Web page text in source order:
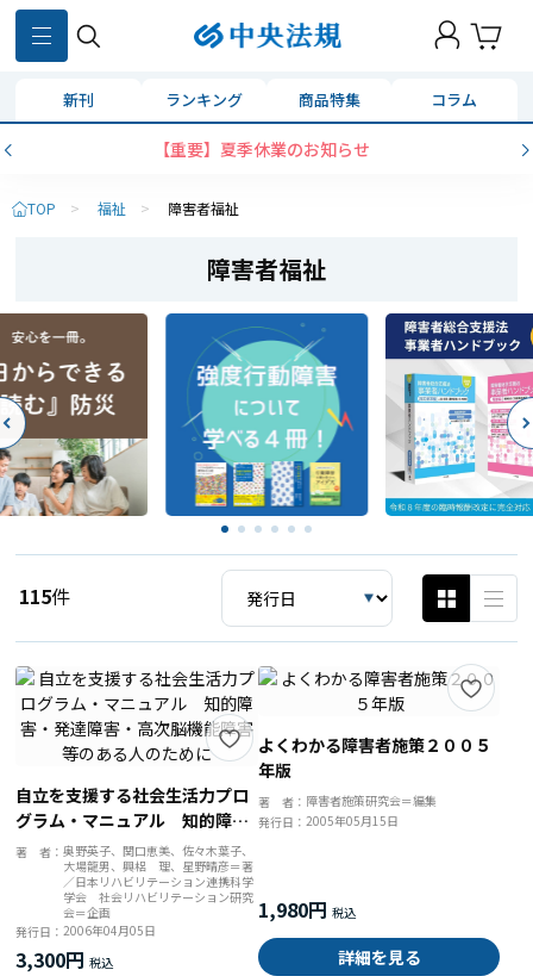
新刊 ランキング 商品特集 コラム
【重要】夏季休業のお知らせ
TOP > 福祉 > 障害者福祉
障害者福祉
115件
自立を支援する社会生活力プロ
グラム・マニュアル 知的障
害・発達障害・高次脳機能障害
等のある人のために
著 者：奥野英子、関口恵美、佐々木葉子、
大場龍男、興梠 理、星野晴彦＝著
／日本リハビリテーション連携科学
学会 社会リハビリテーション研究
会＝企画
発行日：2006年04月05日
3,300円
よくわかる障害者施策２００５
年版
著 者： 障害者施策研究会＝編集
発行日： 2005年05月15日
1,980円
詳細を見る